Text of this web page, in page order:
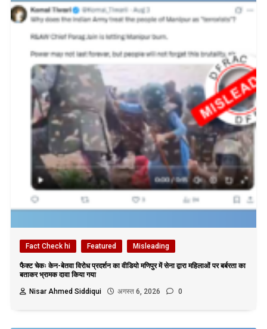
Fact Check hi Featured Misleading
फैक्ट चेकः केन-बेतवा विरोध प्रदर्शन का वीडियो मणिपुर में सेना द्वारा महिलाओं पर बर्बरता का
बताकर भ्रामक दावा किया गया
Nisar Ahmed Siddiqui
अगस्त 6, 2026 0